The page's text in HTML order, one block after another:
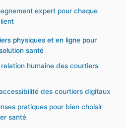
expert pour chaque
physiques et en ligne pour
santé
humaine des courtiers
des courtiers digitaux
pratiques pour bien choisir
santé